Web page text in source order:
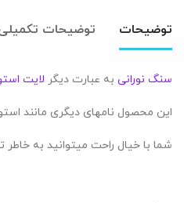
توضیحات توضیحات
سنگ نورانی به عبارت دیگر لایت
این محصول نامهای دیگری مانند
شما با خیال راحت میتوانید به